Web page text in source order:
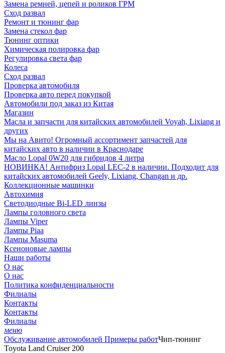
Замена ремней, цепей и роликов ГРМ
Сход развал
Ремонт и тюнинг фар
Замена стекол фар
Тюнинг оптики
Химическая полировка фар
Регулировка света фар
Колеса
Сход развал
Проверка автомобиля
Проверка авто перед покупкой
Автомобили под заказ из Китая
Магазин
Масла и запчасти для китайских автомобилей Voyah, Lixiang и
других
Мы на Авито! Огромный ассортимент запчастей для
китайских авто в наличии в Краснодаре
Масло Lopal 0W20 для гибридов 4 литра
НОВИНКА! Антифриз Lopal LEC-2 в наличии. Подходит для
китайских автомобилей Geely, Lixiang, Changan и др.
Коллекционные машинки
Автохимия
Светодиодные Bi-LED линзы
Лампы головного света
Лампы Viper
Лампы Piaa
Лампы Masuma
Ксеноновые лампы
Наши работы
О нас
О нас
Политика конфиденциальности
Филиалы
Контакты
Контакты
Филиалы
меню
Обслуживание автомобилей Примеры работЧип-тюнинг
Toyota Land Cruiser 200